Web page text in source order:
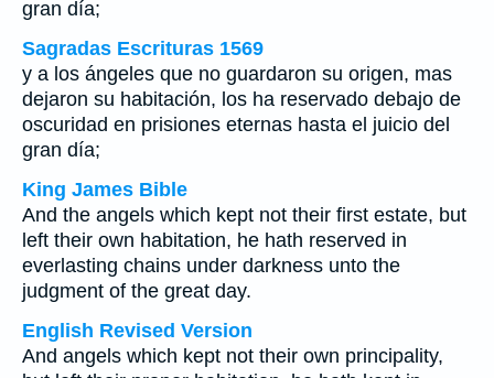
gran día;
Sagradas Escrituras 1569
y a los ángeles que no guardaron su origen, mas
dejaron su habitación, los ha reservado debajo de
oscuridad en prisiones eternas hasta el juicio del
gran día;
King James Bible
And the angels which kept not their first estate, but
left their own habitation, he hath reserved in
everlasting chains under darkness unto the
judgment of the great day.
English Revised Version
And angels which kept not their own principality,